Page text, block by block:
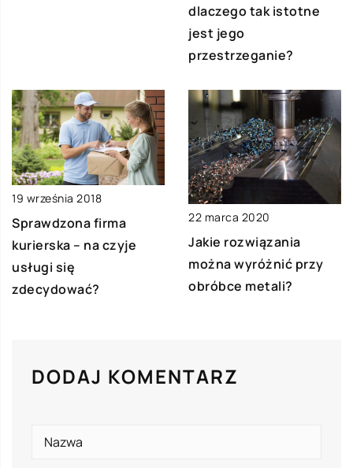
dlaczego tak istotne
jest jego
przestrzeganie?
19 września 2018
Sprawdzona firma
kurierska – na czyje
usługi się
zdecydować?
22 marca 2020
Jakie rozwiązania
można wyróżnić przy
obróbce metali?
DODAJ KOMENTARZ